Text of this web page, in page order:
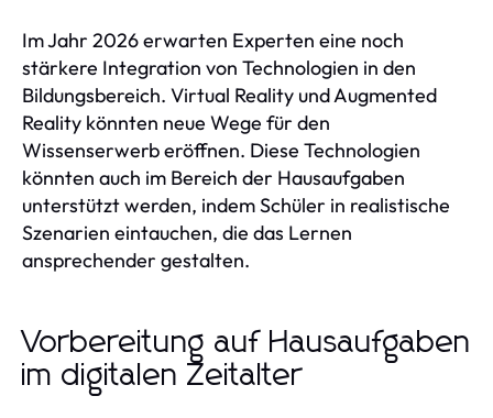
Im Jahr 2026 erwarten Experten eine noch
stärkere Integration von Technologien in den
Bildungsbereich. Virtual Reality und Augmented
Reality könnten neue Wege für den
Wissenserwerb eröffnen. Diese Technologien
könnten auch im Bereich der Hausaufgaben
unterstützt werden, indem Schüler in realistische
Szenarien eintauchen, die das Lernen
ansprechender gestalten.
Vorbereitung auf Hausaufgaben
im digitalen Zeitalter